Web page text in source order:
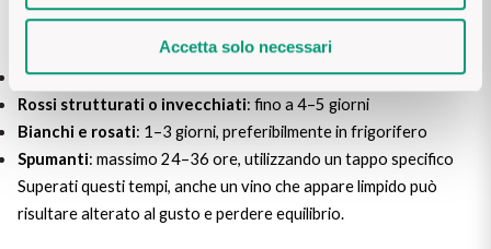
Accetta solo necessari
La durata di un vino aperto varia in base alla tipologia:
Rossi giovani: 2–3 giorni
Rossi strutturati o invecchiati: fino a 4–5 giorni
Bianchi e rosati: 1–3 giorni, preferibilmente in frigorifero
Spumanti: massimo 24–36 ore, utilizzando un tappo specifico
Superati questi tempi, anche un vino che appare limpido può
risultare alterato al gusto e perdere equilibrio.